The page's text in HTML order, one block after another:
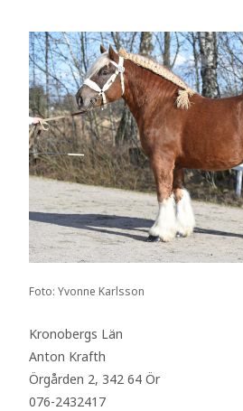
Foto: Yvonne Karlsson
Kronobergs Län
Anton Krafth
Örgården 2, 342 64 Ör
076-2432417